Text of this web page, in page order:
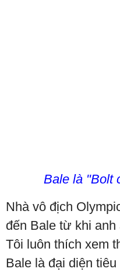
Bale là "Bolt
Nhà vô địch
đến Bale từ khi anh
Tôi luôn thích xem
Bale là đại diện